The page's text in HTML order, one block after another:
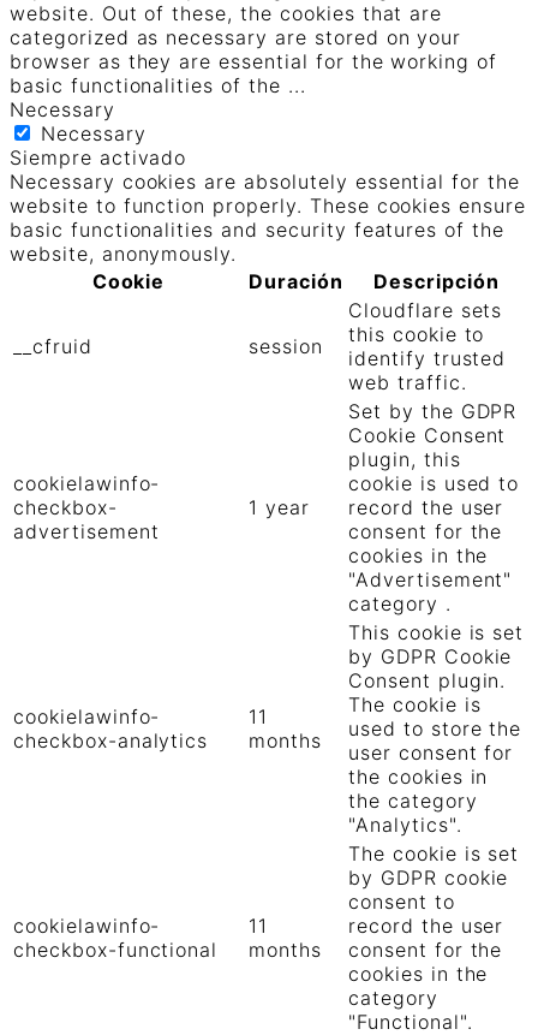
website. Out of these, the cookies that are
categorized as necessary are stored on your
browser as they are essential for the working of
basic functionalities of the ...
Necessary
Necessary
Siempre activado
Necessary cookies are absolutely essential for the
website to function properly. These cookies ensure
basic functionalities and security features of the
website, anonymously.
Cookie
Duración Descripción
__cfruid session
Cloudflare sets
this cookie to
identify trusted
web traffic.
cookielawinfo-
checkbox-
advertisement
1 year
Set by the GDPR
Cookie Consent
plugin, this
cookie is used to
record the user
consent for the
cookies in the
"Advertisement"
category .
cookielawinfo-
checkbox-analytics
11
months
This cookie is set
by GDPR Cookie
Consent plugin.
The cookie is
used to store the
user consent for
the cookies in
the category
"Analytics".
cookielawinfo-
checkbox-functional
11
months
The cookie is set
by GDPR cookie
consent to
record the user
consent for the
cookies in the
category
"Functional".